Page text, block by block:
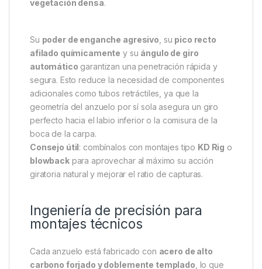
Gardner Anzuelos Covert Dark
LosGardner Anzuelos Covert Dark Continental
Micro Barbed Nº6diseñados pararesistir
condiciones extremassin comprometer la eficacia
en la clavada. Esta versión Continental se basa en el
icónico diseñoMugga , pero incorpora un alambre
extra fuerte, ideal para pescadores que enfrentan
carpas grandes, estructuras complicadas o
vegetación densa.
Su poder de enganche agresivo
pico recto
automáticogarantizan una penetración rápida y
segura. Esto reduce la necesidad de componentes
adicionales como tubos retráctiles, ya que la
geometría del anzuelo por sí sola asegura un giro
perfecto hacia el labio inferior o la comisura de la